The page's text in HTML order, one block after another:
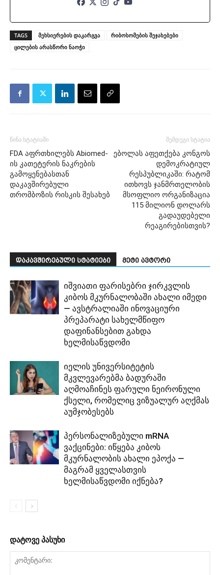
TAGS მეხსიერების დაკარგვა
რიბოსომების შეჯახებები
ცილების არასწორი ნაოჭი
წინა სტატიაში
FDA აფრთხილებს Abiomed-
ის კათეტერის ნაკრების
გამოყენებასთან
დაკავშირებული
თრომბოზის რისკის შესახებ
შემდეგი სტატია
ებოლას აფეთქება კონგოს
დემოკრატიულ
რესპუბლიკაში: რატომ
ითხოვს ჯანმრთელობის
მსოფლიო ორგანიზაცია
115 მილიონ დოლარს
გადაუდებელი
რეაგირებისთვის?
დაკავშირებული სტატიები მეტი ავტორი
იშვიათი ფარისებრი ჯირკვლის
კიბოს მკურნალობაში ახალი იმედი
— ავსტრალიაში ინოვაციური
პრეპარატი სახელმწიფო
დაფინანსებით გახდა
ხელმისაწვდომი
იელის უნივერსიტეტის
მკვლევარებმა ბადურაში
აღმოაჩინეს ფარული ნეირონული
ქსელი, რომელიც ვიზუალურ აღქმას
აუმჯობესებს
პერსონალიზებული mRNA
ვაქცინები: იწყება კიბოს
მკურნალობის ახალი ეპოქა —
მაგრამ ყველასთვის
ხელმისაწვდომი იქნება?
დატოვე პასუხი